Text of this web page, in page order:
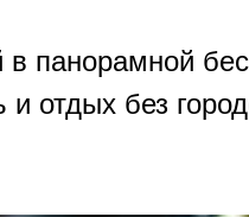
панорамной
отдых без